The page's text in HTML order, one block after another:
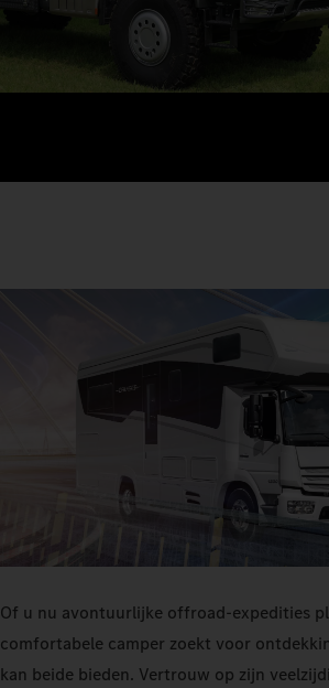
Of u nu avontuurlijke offroad-expedities
comfortabele camper zoekt voor
kan beide bieden. Vertrouw op zijn